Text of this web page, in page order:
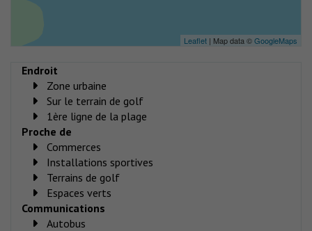
Leaflet | Map data ©GoogleMaps
Endroit
Zone urbaine
Sur le terrain de golf
1ère ligne de la plage
Proche de
Commerces
Installations sportives
Terrains de golf
Espaces verts
Communications
Autobus